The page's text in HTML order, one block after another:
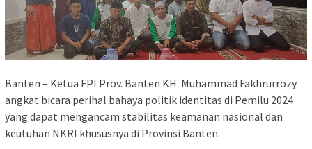
Banten – Ketua FPI Prov. Banten KH. Muhammad Fakhrurrozy
angkat bicara perihal bahaya politik identitas di Pemilu 2024
yang dapat mengancam stabilitas keamanan nasional dan
keutuhan NKRI khususnya di Provinsi Banten.